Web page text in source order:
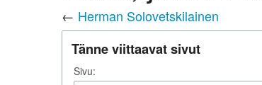
Kirkkohistoria
Etiikka
Uskonoppi
← Herman Solovetskilainen
Tänne viittaavat sivut
Sivu: